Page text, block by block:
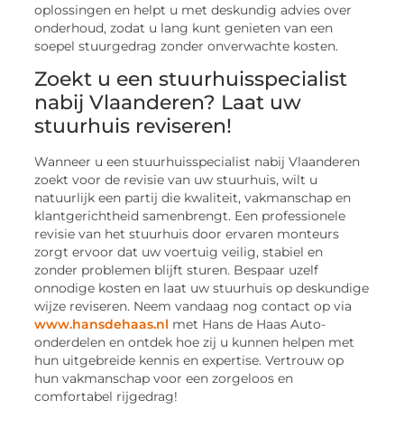
oplossingen en helpt u met deskundig advies over
onderhoud, zodat u lang kunt genieten van een
soepel stuurgedrag zonder onverwachte kosten.
Zoekt u een stuurhuisspecialist
nabij Vlaanderen? Laat uw
stuurhuis reviseren!
Wanneer u een stuurhuisspecialist nabij Vlaanderen
zoekt voor de revisie van uw stuurhuis, wilt u
natuurlijk een partij die kwaliteit, vakmanschap en
klantgerichtheid samenbrengt. Een professionele
revisie van het stuurhuis door ervaren monteurs
zorgt ervoor dat uw voertuig veilig, stabiel en
zonder problemen blijft sturen. Bespaar uzelf
onnodige kosten en laat uw stuurhuis op deskundige
wijze reviseren. Neem vandaag nog contact op via
www.hansdehaas.nl met Hans de Haas Auto-
onderdelen en ontdek hoe zij u kunnen helpen met
hun uitgebreide kennis en expertise. Vertrouw op
hun vakmanschap voor een zorgeloos en
comfortabel rijgedrag!